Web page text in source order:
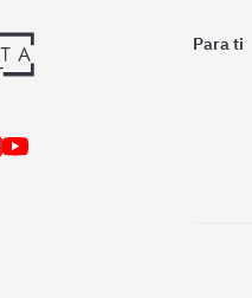
Para ti